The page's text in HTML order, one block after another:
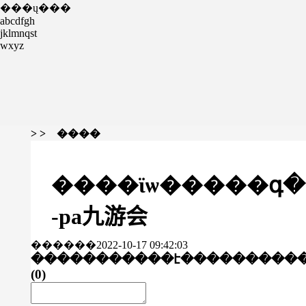
���ų���
abcdfgh
jklmnqst
wxyz
> > ����
-pa九游会
������2022-10-17 09:42:03
�����������է���
(0)